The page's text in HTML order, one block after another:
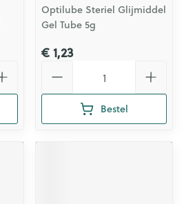
Optilube Steriel Glijmiddel
Gel Tube 5g
€ 1,23
Bestel